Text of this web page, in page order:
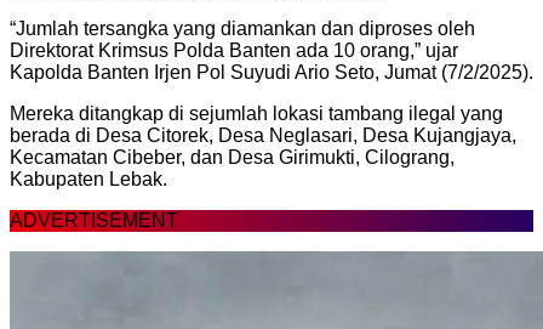
“Jumlah tersangka yang diamankan dan diproses oleh
Direktorat Krimsus Polda Banten ada 10 orang,” ujar
Kapolda Banten Irjen Pol Suyudi Ario Seto, Jumat (7/2/2025).
Mereka ditangkap di sejumlah lokasi tambang ilegal yang
berada di Desa Citorek, Desa Neglasari, Desa Kujangjaya,
Kecamatan Cibeber, dan Desa Girimukti, Cilograng,
Kabupaten Lebak.
ADVERTISEMENT